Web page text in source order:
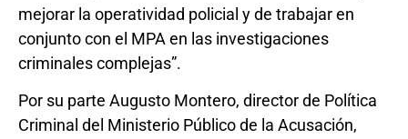
mejorar la operatividad policial y de trabajar en
conjunto con el MPA en las investigaciones
criminales complejas”.
Por su parte Augusto Montero, director de Política
Criminal del Ministerio Público de la Acusación,